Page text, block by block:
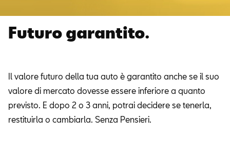
Futuro garantito.
Il valore futuro della tua auto è garantito anche se il suo
valore di mercato dovesse essere inferiore a quanto
previsto. E dopo 2 o 3 anni, potrai decidere se tenerla,
restituirla o cambiarla. Senza Pensieri.